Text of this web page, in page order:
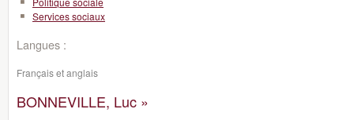
Services sociaux
Langues :
Français et anglais
BONNEVILLE, Luc »